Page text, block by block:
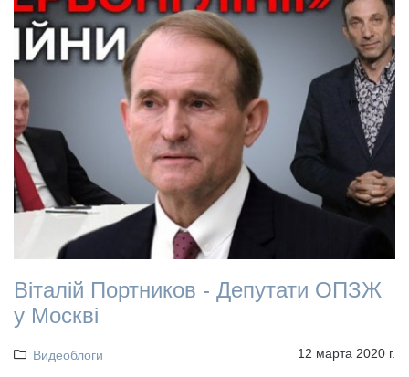
Віталій Портников - Депутати ОПЗЖ
у Москві
Видеоблоги 12 марта 2020 г.